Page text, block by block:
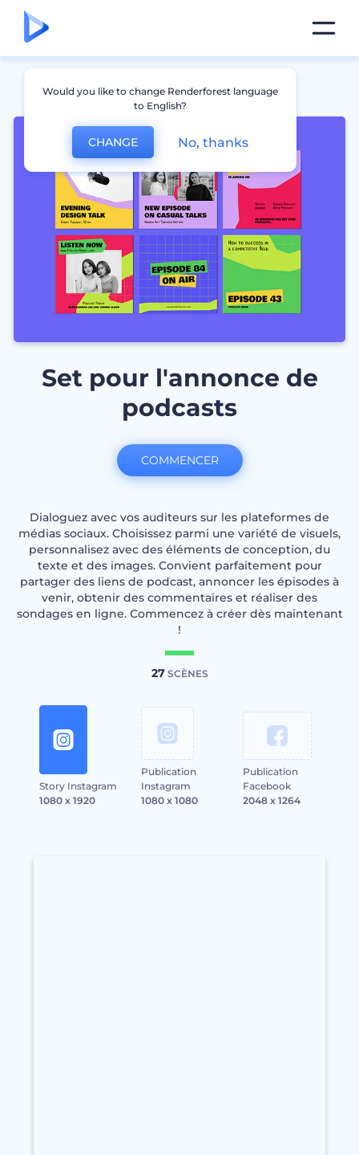
Set pour l'annonce de
podcasts
Dialoguez avec vos auditeurs sur les plateformes de
médias sociaux. Choisissez parmi une variété de visuels,
personnalisez avec des éléments de conception, du
texte et des images. Convient parfaitement pour
partager des liens de podcast, annoncer les épisodes à
venir, obtenir des commentaires et réaliser des
sondages en ligne. Commencez à créer dès maintenant
!
27SCÈNES
Story Instagram
1080 x 1920
Publication
Instagram
1080 x 1080
Publication
Facebook
2048 x 1264
COMMENCER
Would you like to change Renderforest language
to English?
CHANGE No, thanks